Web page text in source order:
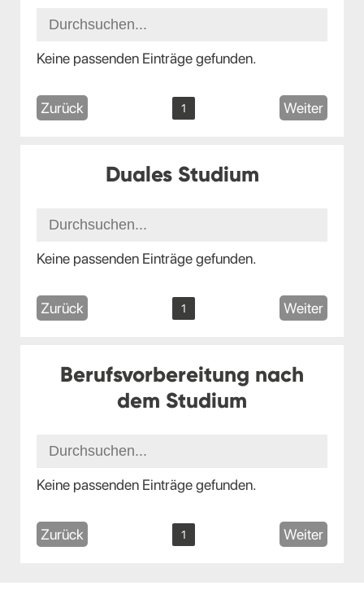
Keine passenden Einträge gefunden.
Zurück 1 Weiter
Duales Studium
Keine passenden Einträge gefunden.
Zurück 1 Weiter
Berufsvorbereitung nach
dem Studium
Keine passenden Einträge gefunden.
Zurück 1 Weiter